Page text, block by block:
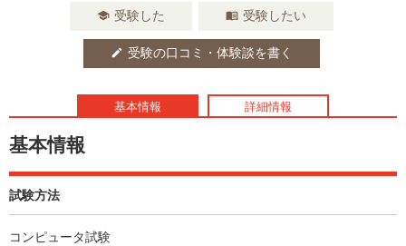
school 受験した menu_book 受験したい
edit 受験の口コミ・体験談を書く
基本情報 詳細情報
基本情報
試験方法
コンピュータ試験